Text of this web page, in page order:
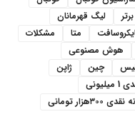
لیگ قهرمانان
متا
مشکلات
هوش مصنوعی
چین
ژاپن
۳۰۰هزار تومانی